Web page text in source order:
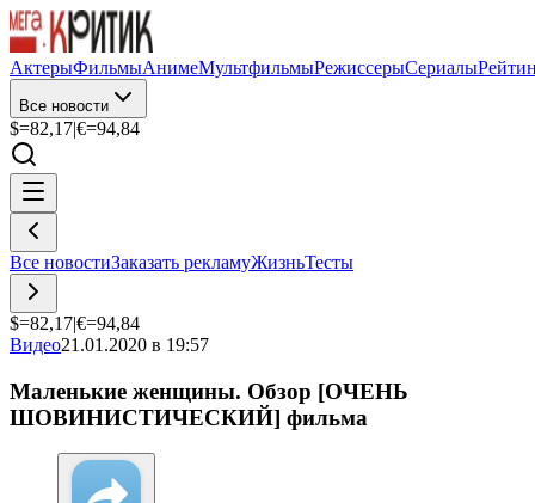
АктерыФильмыАнимеМультфильмыРежиссерыСериалы
Все новости
$=82,17|€=94,84
Все новостиЗаказать рекламуЖизньТесты
$=82,17|€=94,84
Видео21.01.2020 в 19:57
Маленькие женщины. Обзор [ОЧЕНЬ
ШОВИНИСТИЧЕСКИЙ] фильма